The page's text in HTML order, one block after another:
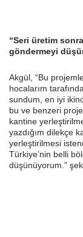
“Seri üretim
göndermeyi
Akgül, “Bu
hocalarım
sundum, en iyi
bu ve benzeri
kantine
yazdığım dilekçe
yerleştirilmesi
Türkiye’nin belli
düşünüyorum.”